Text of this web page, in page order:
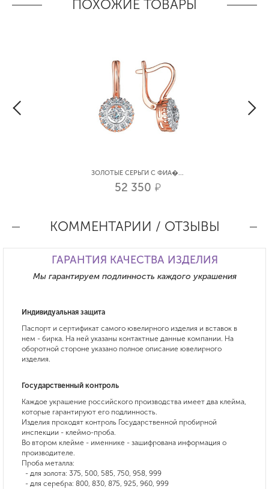
ПОХОЖИЕ ТОВАРЫ
ЗОЛОТЫЕ СЕРЬГИ С ФИА�...
52 350 р.
КОММЕНТАРИИ / ОТЗЫВЫ
ГАРАНТИЯ КАЧЕСТВА ИЗДЕЛИЯ
Мы гарантируем подлинность каждого украшения
Индивидуальная защита
Паспорт и сертификат самого ювелирного изделия и вставок в
нем - бирка. На ней указаны контактные данные компании. На
оборотной стороне указано полное описание ювелирного
изделия.
Государственный контроль
Каждое украшение российского производства имеет два клейма,
которые гарантируют его подлинность.
Изделия проходят контроль Государственной пробирной
инспекции - клеймо-проба.
Во втором клейме - именнике - зашифрована информация о
производителе.
Проба металла:
- для золота: 375, 500, 585, 750, 958, 999
- для серебра: 800, 830, 875, 925, 960, 999